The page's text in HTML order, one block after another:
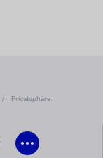
•••
/ Privatsphäre